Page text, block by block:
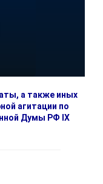
а также иных
агитации по
Думы РФ IX